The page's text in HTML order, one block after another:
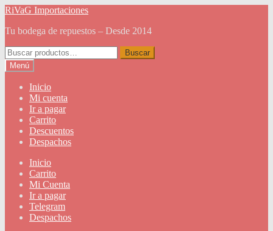
Ir
la
Ir
contenido
RiVaG Importaciones
Tu bodega de repuestos – Desde 2014
Buscar
por:
Buscar
Menú
Inicio
Mi cuenta
Ir a pagar
Carrito
Descuentos
Despachos
Inicio
Carrito
Mi Cuenta
Ir a pagar
Telegram
Despachos